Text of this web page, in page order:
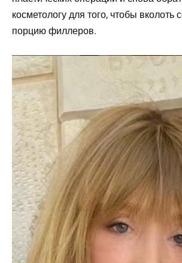
косметологу для того, чтобы вколоть
порцию филлеров.